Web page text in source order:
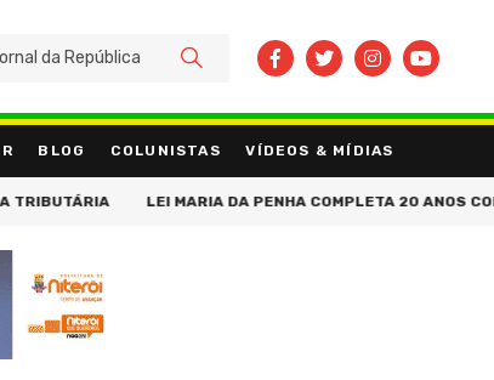
BLOG COLUNISTAS VÍDEOS & MÍDIAS
LEI MARIA DA PENHA COMPLETA 20 ANOS COM
BUSCAR